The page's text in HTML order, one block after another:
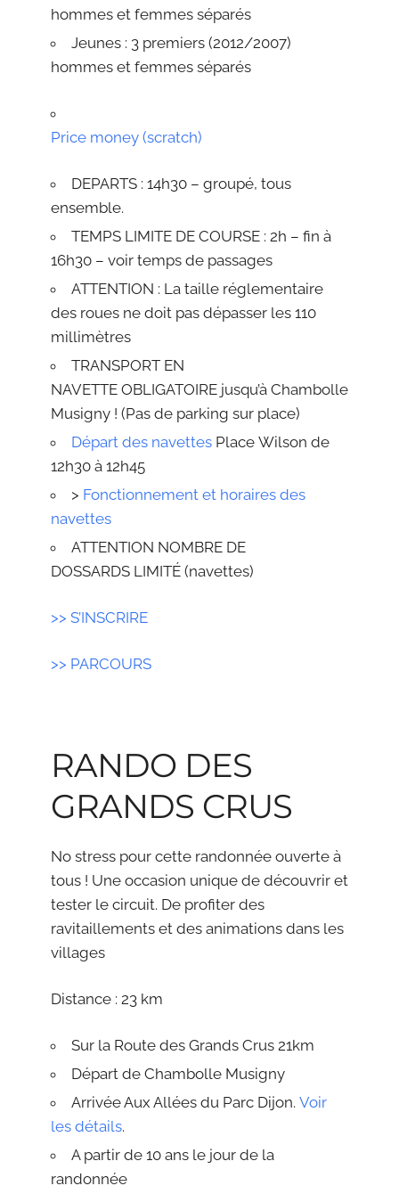
hommes et femmes séparés
Jeunes : 3 premiers (2012/2007)
hommes et femmes séparés
Price money(scratch)
DEPARTS : 14h30 – groupé, tous
ensemble.
TEMPS LIMITE DE COURSE : 2h – fin à
16h30 – voir temps de passages
ATTENTION : La taille réglementaire
des roues ne doit pas dépasser les 110
millimètres
TRANSPORT EN
NAVETTE OBLIGATOIRE jusqu’à Chambolle
Musigny ! (Pas de parking sur place)
Départ des navettesPlace Wilson de
12h30 à 12h45
> Fonctionnement et horaires des
navettes
ATTENTION NOMBRE DE
DOSSARDS LIMITÉ (navettes)
>> S’INSCRIRE
>> PARCOURS
RANDO DES
GRANDS CRUS
No stress pour cette randonnée ouverte à
tous ! Une occasion unique de découvrir et
tester le circuit. De profiter des
ravitaillements et des animations dans les
villages
Distance : 23 km
Sur la Route des Grands Crus 21km
Départ de Chambolle Musigny
Arrivée Aux Allées du Parc Dijon. Voir
les détails.
A partir de 10 ans le jour de la
randonnée